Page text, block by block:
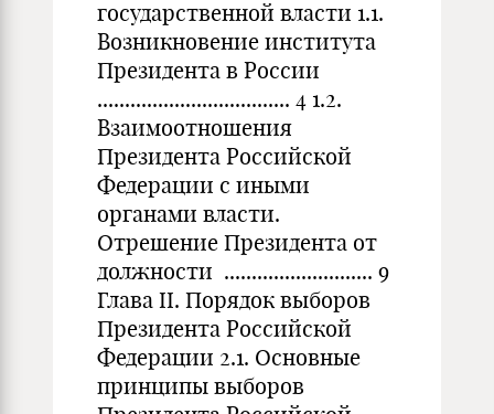
государственной власти 1.1.
Возникновение института
Президента в России
................................... 4 1.2.
Взаимоотношения
Президента Российской
Федерации с иными
органами власти.
Отрешение Президента от
должности ........................... 9
Глава II. Порядок выборов
Президента Российской
Федерации 2.1. Основные
принципы выборов